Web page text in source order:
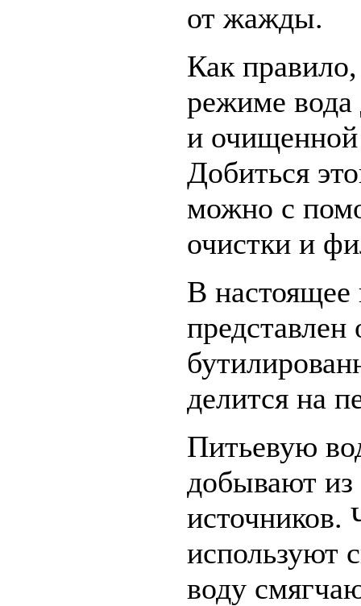
от жажды.
Как
режиме
и очищенной
Добиться
можно с
очистки и
В настоящее
делится на
Питьевую
добывают
источников.
используют
воду